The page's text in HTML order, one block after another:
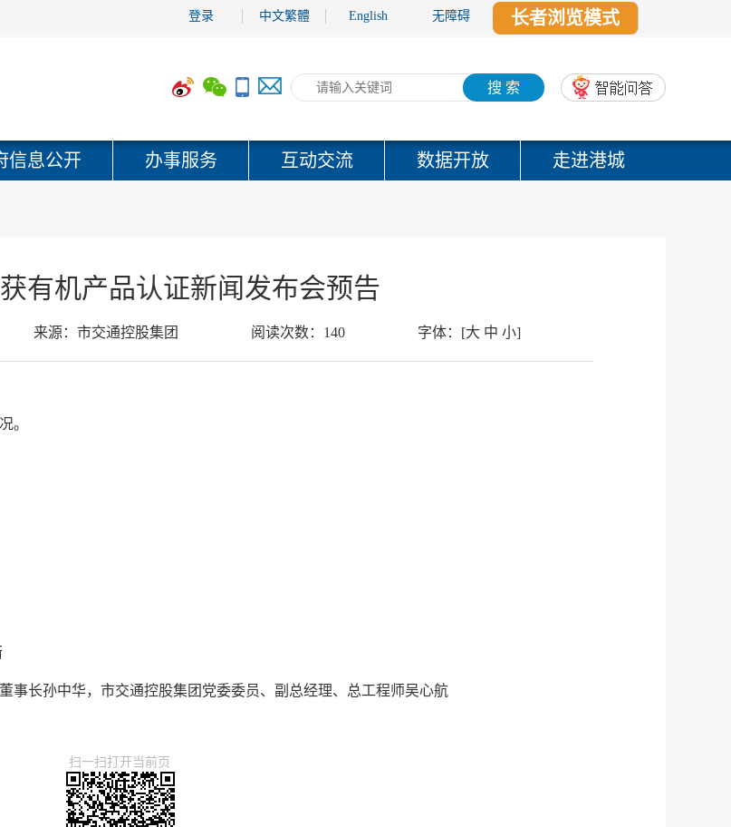
登录 中文繁體 English 无障碍 长者浏览模式
搜 索
信息公开 办事服务 互动交流 数据开放 走进港城
有机产品认证新闻发布会预告
来源： 市交通控股集团 阅读次数： 140 字体： [大 中 小]
。
事长孙中华，市交通控股集团党委委员、副总经理、总工程师吴心航
扫一扫打开当前页